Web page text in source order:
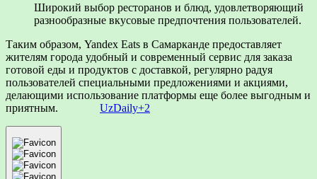
Широкий выбор ресторанов и блюд, удовлетворяющий
разнообразные вкусовые предпочтения пользователей.
Таким образом, Yandex Eats в Самарканде предоставляет
жителям города удобный и современный сервис для заказа
готовой еды и продуктов с доставкой, регулярно радуя
пользователей специальными предложениями и акциями,
делающими использование платформы еще более выгодным и
приятным.
UzDaily+2